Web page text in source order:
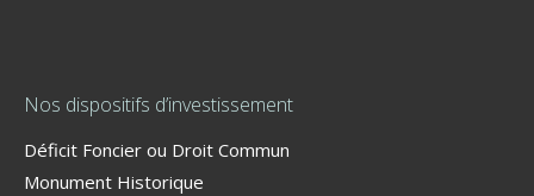
Nos dispositifs d’investissement
Déficit Foncier ou Droit Commun
Monument Historique